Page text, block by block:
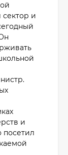
и
и
посетил